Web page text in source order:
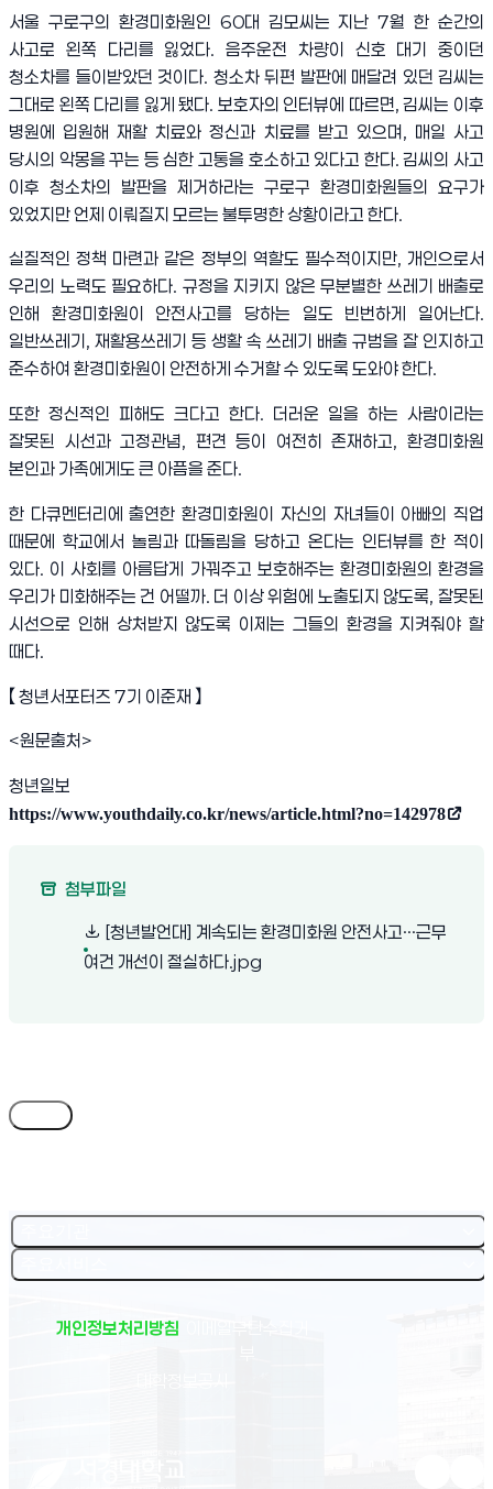
서울 구로구의 환경미화원인 60대 김모씨는 지난7월 한 순간의
사고로 왼쪽 다리를 잃었다. 음주운전 차량이 신호 대기 중이던
청소차를 들이받았던 것이다. 청소차 뒤편 발판에 매달려 있던 김씨는
그대로 왼쪽 다리를 잃게 됐다. 보호자의 인터뷰에 따르면,김씨는 이후
병원에 입원해 재활 치료와 정신과 치료를 받고 있으며 , 매일 사고
당시의 악몽을 꾸는 등 심한 고통을 호소하고 있다고 한다.김씨의 사고
이후 청소차의 발판을 제거하라는 구로구 환경미화원들의 요구가
있었지만 언제 이뤄질지 모르는 불투명한 상황이라고 한다.
실질적인 정책 마련과 같은 정부의 역할도 필수적이지만, 개인으로서
우리의 노력도 필요하다. 규정을 지키지 않은 무분별한 쓰레기 배출로
인해 환경미화원이 안전사고를 당하는 일도 빈번하게 일어난다.
일반쓰레기 , 재활용쓰레기 등 생활 속 쓰레기 배출 규범을 잘 인지하고
준수하여 환경미화원이 안전하게 수거할 수 있도록 도와야 한다.
또한 정신적인 피해도 크다고 한다. 더러운 일을 하는 사람이라는
잘못된 시선과 고정관념, 편견 등이 여전히 존재하고,환경미화원
본인과 가족에게도 큰 아픔을 준다.
한 다큐멘터리에 출연한 환경미화원이 자신의 자녀들이 아빠의 직업
때문에 학교에서 놀림과 따돌림을 당하고 온다는 인터뷰를 한 적이
있다. 이 사회를 아름답게 가꿔주고 보호해주는 환경미화원의 환경을
우리가 미화해주는 건 어떨까. 더 이상 위험에 노출되지 않도록,잘못된
시선으로 인해 상처받지 않도록 이제는 그들의 환경을 지켜줘야 할
때다.
【 청년서포터즈 7기 이준재 】
<원문출처>
청년일보
https://www.youthdaily.co.kr/news/article.html?no=142978
(새 창 열림)
첨부파일
[청년발언대] 계속되는 환경미화원 안전사고…근무
여건 개선이 절실하다.jpg
개인정보처리방침